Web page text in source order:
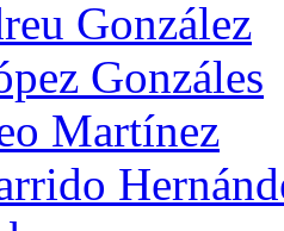
González
Gonzáles
Martínez